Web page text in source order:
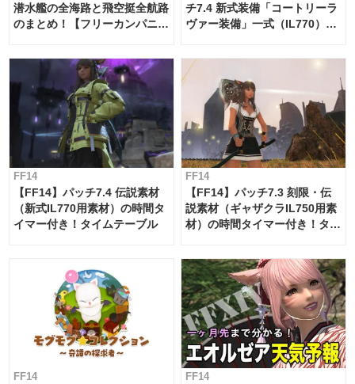
潜水艦の全海路と飛空挺全航路
のまとめ！【フリーカンパニ
チ7.4 新式装備「コートリーラ
ヴァー装備」一式（IL770）の
FF14
【FF14】パッチ7.4 伝説素材
（新式IL770用素材）の時間タ
イマー付き！タイムテーブル
FF14
【FF14】パッチ7.3 刻限・伝
説素材（ギャザクラIL750用素
材）の時間タイマー付き！タイ
FF14 FF14